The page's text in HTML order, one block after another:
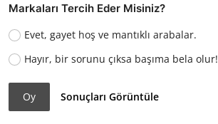
Markaları Tercih Eder Misiniz?
Evet, gayet hoş ve mantıklı arabalar.
Hayır, bir sorunu çıksa başıma bela olur!
Oy Sonuçları Görüntüle